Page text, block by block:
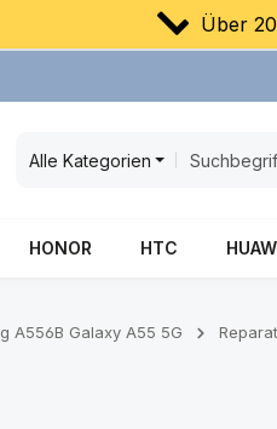
Über
Alle Kategorien
HONOR HTC
A556B Galaxy A55 5G